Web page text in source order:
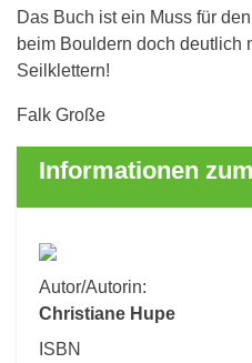
Das Buch ist ein Muss für
beim Bouldern doch deutlich
Seilklettern!
Falk Große
Informationen
Autor/Autorin:
Christiane Hupe
ISBN